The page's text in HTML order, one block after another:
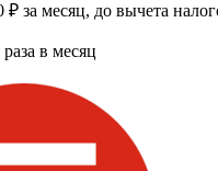
₽ за месяц, до вычета
в месяц